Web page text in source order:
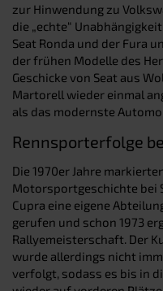
zur Hinwendung zu
die „echte“
Seat Ronda und der Fura
der frühen Modelle des
Geschicke von Seat aus
Martorell wieder einmal
als das modernste
Rennsporterfolge
Die 1970er Jahre
Motorsportgeschichte bei
Cupra eine eigene
gerufen und schon 1973
Rallyemeisterschaft. Der
wurde allerdings nicht
verfolgt, sodass es bis in